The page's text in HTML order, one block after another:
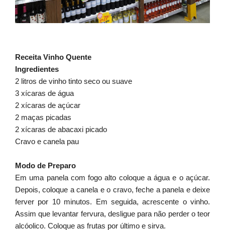
Receita Vinho Quente
Ingredientes
2 litros de vinho tinto seco ou suave
3 xícaras de água
2 xícaras de açúcar
2 maças picadas
2 xícaras de abacaxi picado
Cravo e canela pau
Modo de Preparo
Em uma panela com fogo alto coloque a água e o açúcar.
Depois, coloque a canela e o cravo, feche a panela e deixe
ferver por 10 minutos. Em seguida, acrescente o vinho.
Assim que levantar fervura, desligue para não perder o teor
alcóolico. Coloque as frutas por último e sirva.